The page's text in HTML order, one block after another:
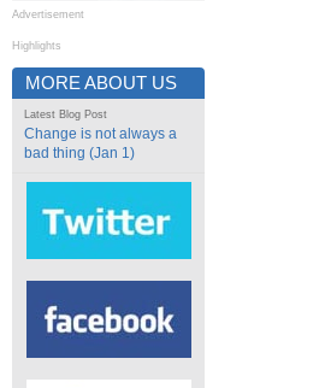
Advertisement
Highlights
MORE ABOUT US
Latest Blog Post
Change is not always a
bad thing (Jan 1)